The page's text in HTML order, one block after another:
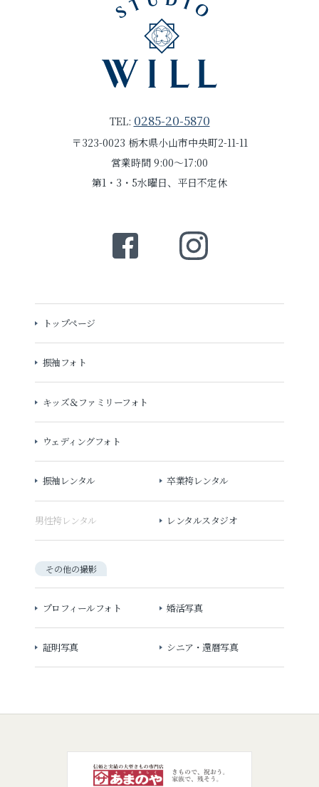
TEL: 0285-20-5870
〒323-0023 栃木県小山市中央町2-11-11
営業時間 9:00～17:00
第1・3・5水曜日、平日不定休
トップページ
振袖フォト
キッズ＆ファミリーフォト
ウェディングフォト
振袖レンタル 卒業袴レンタル
男性袴レンタル レンタルスタジオ
その他の撮影
プロフィールフォト 婚活写真
証明写真 シニア・還暦写真